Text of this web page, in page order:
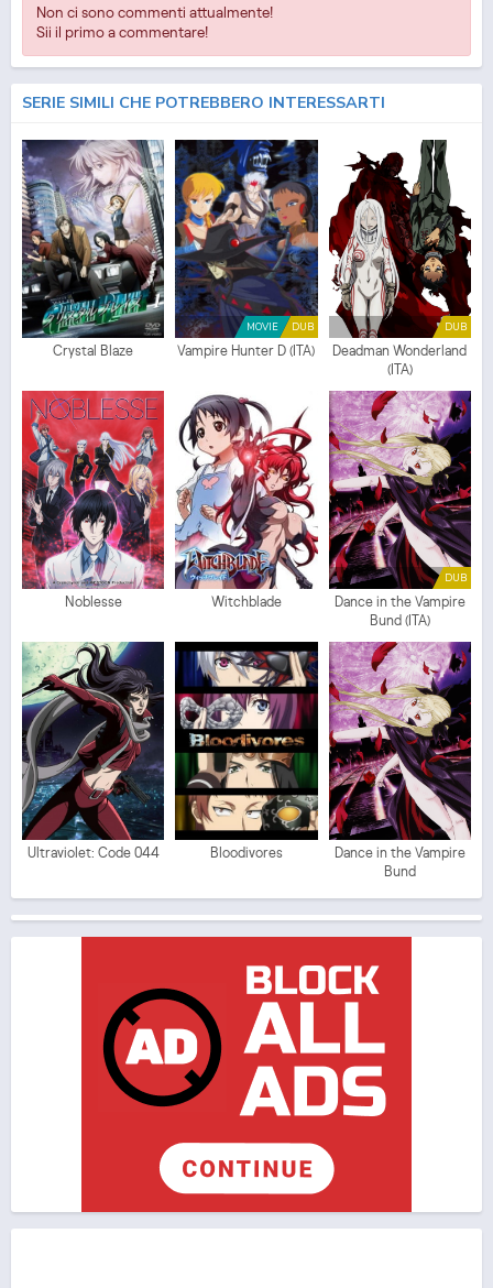
Non ci sono commenti attualmente!
Sii il primo a commentare!
SERIE SIMILI CHE POTREBBERO INTERESSARTI
Crystal Blaze
DUB
MOVIE
Vampire Hunter D (ITA)
DUB
Deadman Wonderland
(ITA)
Noblesse Witchblade
DUB
Dance in the Vampire
Bund (ITA)
Ultraviolet: Code 044 Bloodivores
Dance in the Vampire
Bund